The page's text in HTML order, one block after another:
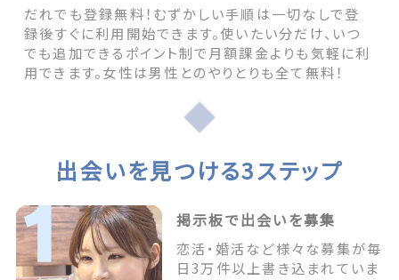
だれでも登録無料！むずかしい手順は一切なしで登
録後すぐに利用開始できます。使いたい分だけ、いつ
でも追加できるポイント制で月額課金よりも気軽に利
用できます。女性は男性とのやりとりも全て無料！
出会いを見つける3ステップ
掲示板で出会いを募集
恋活・婚活など様々な募集が毎
日3万件以上書き込まれていま